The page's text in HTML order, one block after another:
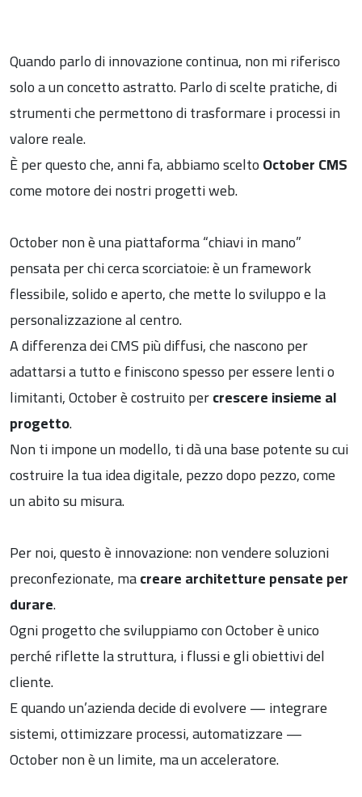
Quando parlo di innovazione continua, non mi riferisco
solo a un concetto astratto. Parlo di scelte pratiche, di
strumenti che permettono di trasformare i processi in
valore reale.
È per questo che, anni fa, abbiamo sceltoOctober CMS
come motore dei nostri progetti web.
October non è una piattaforma “chiavi in mano”
pensata per chi cerca scorciatoie: è un framework
flessibile, solido e aperto, che mette lo sviluppo e la
personalizzazione al centro.
A differenza dei CMS più diffusi, che nascono per
adattarsi a tutto e finiscono spesso per essere lenti o
limitanti, October è costruito percrescere insieme al
progetto.
Non ti impone un modello, ti dà una base potente su cui
costruire la tua idea digitale, pezzo dopo pezzo, come
un abito su misura.
Per noi, questo è innovazione: non vendere soluzioni
preconfezionate, macreare architetture pensate per
durare.
Ogni progetto che sviluppiamo con October è unico
perché riflette la struttura, i flussi e gli obiettivi del
cliente.
E quando un’azienda decide di evolvere — integrare
sistemi, ottimizzare processi, automatizzare —
October non è un limite, ma un acceleratore.